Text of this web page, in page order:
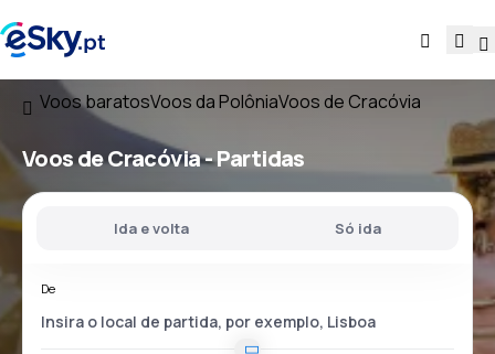
Voos baratosVoos da PolôniaVoos de Cracóvia
Voosde Cracóvia- Partidas
Ida e volta Só ida
De